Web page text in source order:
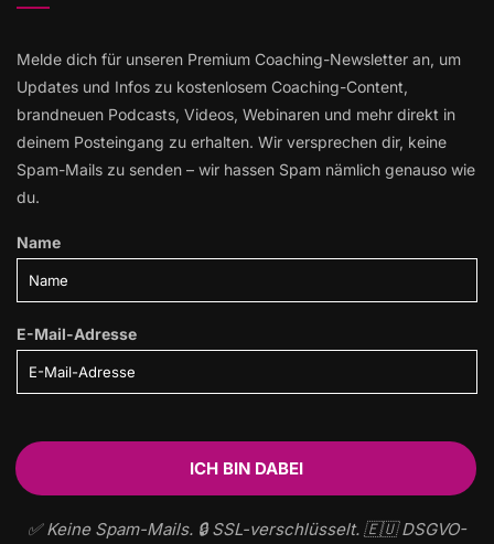
Melde dich für unseren Premium Coaching-Newsletter an, um
Updates und Infos zu kostenlosem Coaching-Content,
brandneuen Podcasts, Videos, Webinaren und mehr direkt in
deinem Posteingang zu erhalten. Wir versprechen dir, keine
Spam-Mails zu senden – wir hassen Spam nämlich genauso wie
du.
Name
E-Mail-Adresse
✅ Keine Spam-Mails. 🔒 SSL-verschlüsselt. 🇪🇺 DSGVO-